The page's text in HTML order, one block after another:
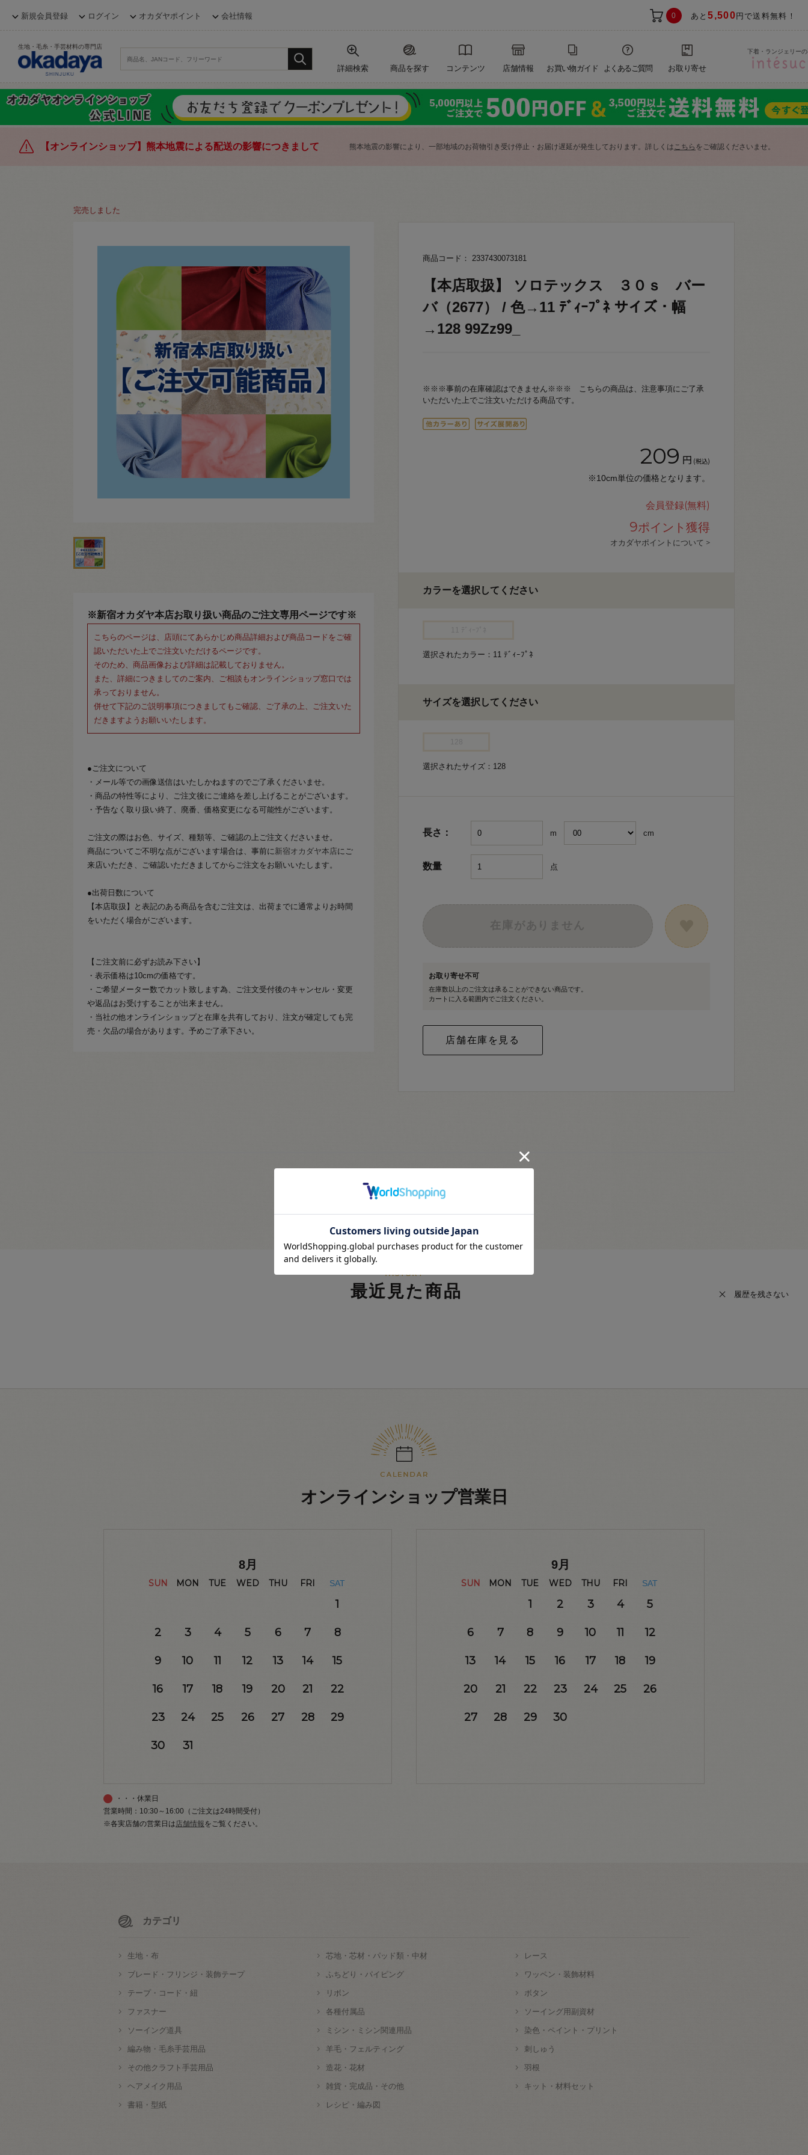
新規会員登録 ログイン オカダヤポイント 会社情報 0 あと5,500 円で送料無料！
生地・毛糸・手芸材料の専門店
詳細検索 商品を探す コンテンツ 店舗情報 お買い物ガイド よくあるご質問 お取り寄せ
下着・ランジェリー
【オンラインショップ】熊本地震による配送の影響につきまして 熊本地震の影響により、一部地域のお荷物引き受け停止・お届け遅延が発生しております。詳しくはこちら をご確認くださいませ。
完売しました
※新宿オカダヤ本店お取り扱い商品のご注文専用ページです※
こちらのページは、店頭にてあらかじめ商品詳細および商品コードをご確
認いただいた上でご注文いただけるページです。
そのため、商品画像および詳細は記載しておりません。
また、詳細につきましてのご案内、ご相談もオンラインショップ窓口では
承っておりません。
併せて下記のご説明事項につきましてもご確認、ご了承の上、ご注文いた
だきますようお願いいたします。
●ご注文について
・メール等での画像送信はいたしかねますのでご了承くださいませ。
・商品の特性等により、ご注文後にご連絡を差し上げることがございます。
・予告なく取り扱い終了、廃番、価格変更になる可能性がございます。
ご注文の際はお色、サイズ、種類等、ご確認の上ご注文くださいませ。
商品についてご不明な点がございます場合は、事前に 新宿オカダヤ本店にご
来店いただき、ご確認いただきましてからご注文をお願いいたします。
●出荷日数について
【本店取扱】と表記のある商品を含むご注文は、出荷までに通常よりお時間
をいただく場合がございます。
【ご注文前に必ずお読み下さい】
・表示価格は10cmの価格です。
・ご希望メーター数でカット致します為、ご注文受付後のキャンセル・変更
や返品はお受けすることが出来ません。
・当社の他オンラインショップと在庫を共有しており、注文が確定しても完
売・欠品の場合があります。予めご了承下さい。
商品コード： 2337430073181
【本店取扱】 ソロテックス ３０ｓ バー
バ（2677） / 色→11 ﾃﾞｨｰﾌﾟﾈ サイズ・幅
→128 99Zz99_
※※※事前の在庫確認はできません※※※ こちらの商品は、注意事項にご了承
いただいた上でご注文いただける商品です。
209 円 (税込)
※10cm単位の価格となります。
会員登録(無料)
9ポイント獲得
オカダヤポイントについて >
カラーを選択してください
選択されたカラー：11 ﾃﾞｨｰﾌﾟﾈ
サイズを選択してください
選択されたサイズ：128
長さ： m cm
数量 点
お取り寄せ不可
在庫数以上のご注文は承ることができない商品です。
カートに入る範囲内でご注文ください。
最近見た商品 履歴を残さない
オンラインショップ営業日
8月
SUN MON TUE WED THU FRI SAT
1
2 3 4 5 6 7 8
9 10 11 12 13 14 15
16 17 18 19 20 21 22
23 24 25 26 27 28 29
30 31
9月
SUN MON TUE WED THU FRI SAT
1 2 3 4 5
6 7 8 9 10 11 12
13 14 15 16 17 18 19
20 21 22 23 24 25 26
27 28 29 30
・・・休業日
営業時間：10:30～16:00（ご注文は24時間受付）
※各実店舗の営業日は店舗情報をご覧ください。
カテゴリ
生地・布 芯地・芯材・パッド類・中材 レース
ブレード・フリンジ・装飾テープ ふちどり・パイピング ワッペン・装飾材料
テープ・コード・紐 リボン ボタン
ファスナー 各種付属品 ソーイング用副資材
ソーイング道具 ミシン・ミシン関連用品 染色・ペイント・プリント
編み物・毛糸手芸用品 羊毛・フェルティング 刺しゅう
その他クラフト手芸用品 造花・花材 羽根
ヘアメイク用品 雑貨・完成品・その他 キット・材料セット
書籍・型紙 レシピ・編み図